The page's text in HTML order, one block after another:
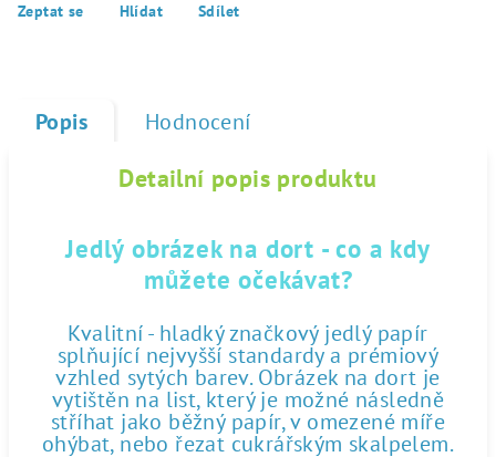
Zeptat se Hlídat Sdílet
Popis Hodnocení
Detailní popis produktu
Jedlý obrázek na dort - co a kdy
můžete očekávat?
Kvalitní - hladký značkový jedlý papír
splňující nejvyšší standardy a prémiový
vzhled sytých barev. Obrázek na dort je
vytištěn na list, který je možné následně
stříhat jako běžný papír, v omezené míře
ohýbat, nebo řezat cukrářským skalpelem.